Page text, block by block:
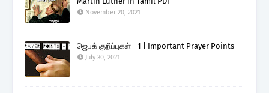
November 20, 2021
ஜெபக் குறிப்புகள் - 1 | Important Prayer Points
July 30, 2021